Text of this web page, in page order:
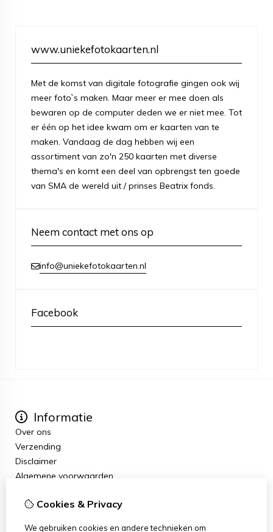
www.uniekefotokaarten.nl
Met de komst van digitale fotografie gingen ook wij
meer foto`s maken. Maar meer er mee doen als
bewaren op de computer deden we er niet mee. Tot
er één op het idee kwam om er kaarten van te
maken. Vandaag de dag hebben wij een
assortiment van zo'n 250 kaarten met diverse
thema's en komt een deel van opbrengst ten goede
van SMA de wereld uit / prinses Beatrix fonds.
Neem contact met ons op
info@uniekefotokaarten.nl
Facebook
Informatie
Over ons
Verzending
Disclaimer
Algemene voorwaarden
Cadeaubon
Cookies & Privacy
We gebruiken cookies en andere technieken om